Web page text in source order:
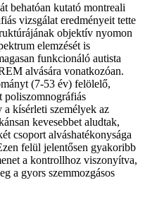
behatóan kutató montreali
vizsgálat eredményeit tette
objektív nyomon
elemzését is
funkcionáló autista
alvására vonatkozóan.
(7-53 év) felölelő,
poliszomnográfiás
kísérleti személyek az
kevesebbet aludtak,
csoport alváshatékonysága
felül jelentősen gyakoribb
a kontrollhoz viszonyítva,
a gyors szemmozgásos